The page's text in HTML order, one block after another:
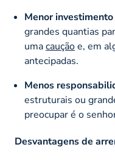
Menor
grandes quantias
umacauçãoe, em
antecipadas.
Menos
estruturais ou
preocupar é o
Desvantagens de